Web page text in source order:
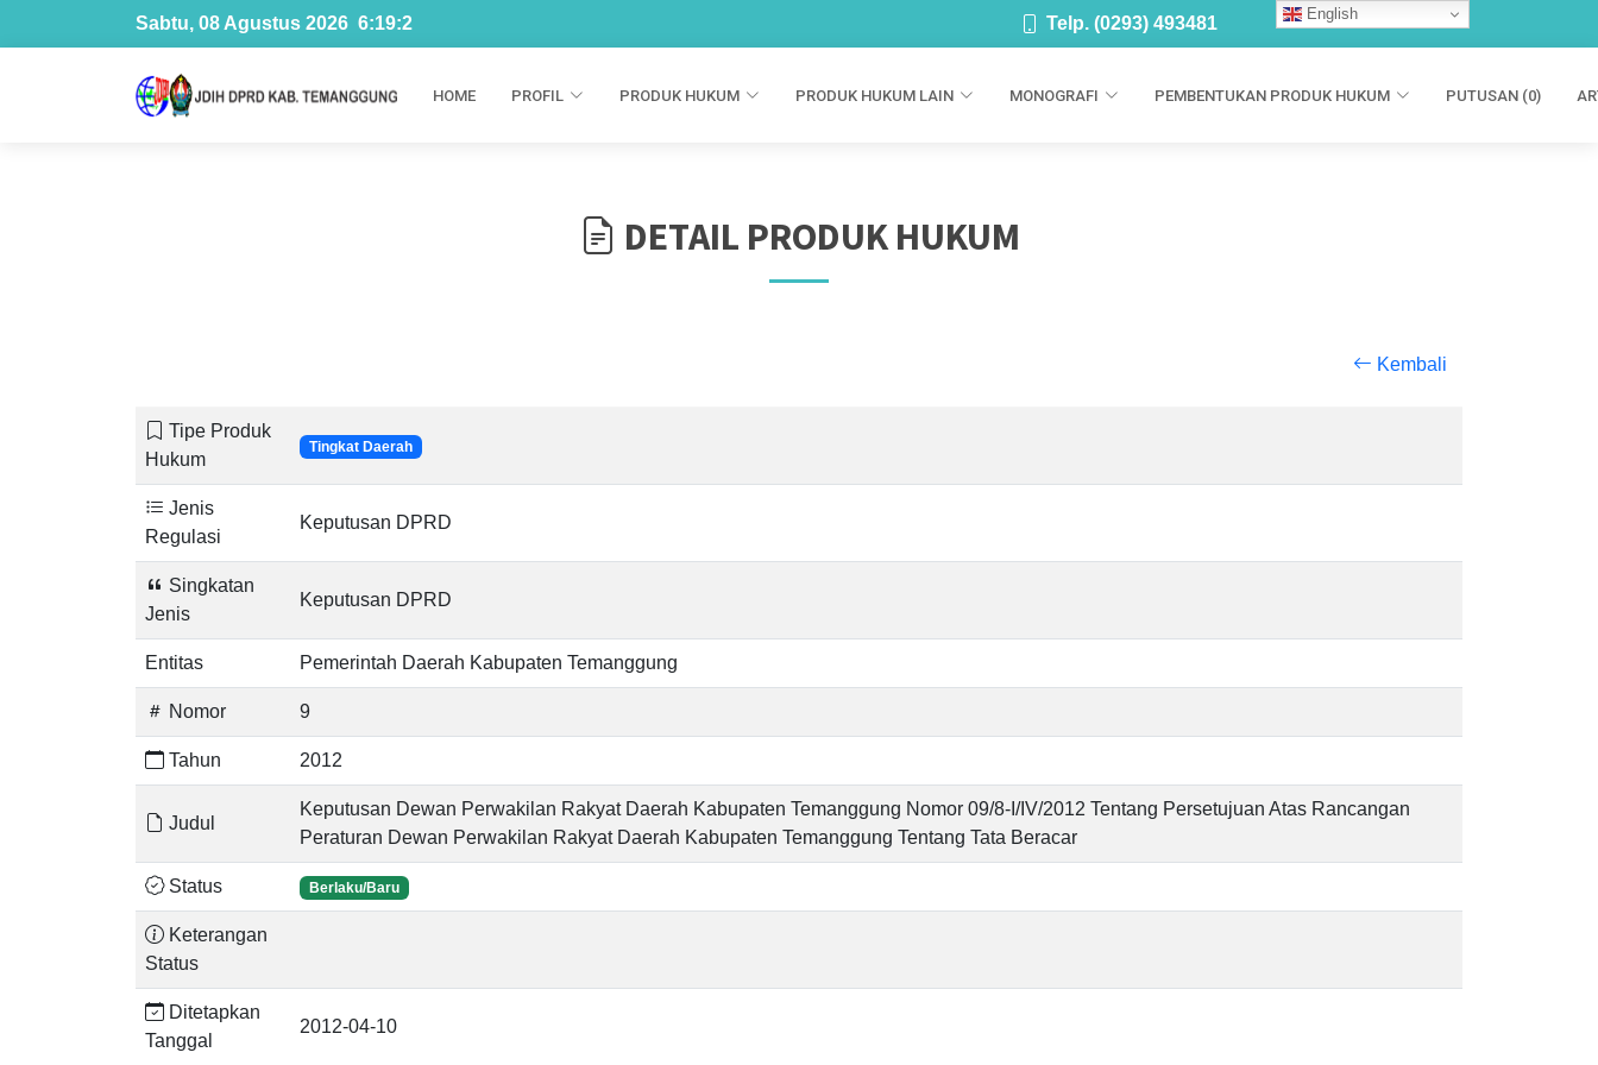
English
Sabtu, 08 Agustus 2026 6:19:3 Telp. (0293) 493481
HOME PROFIL PRODUK HUKUM PRODUK HUKUM LAIN MONOGRAFI PEMBENTUKAN PRODUK HUKUM PUTUSAN (0)
DETAIL PRODUK HUKUM
Kembali
Tipe Produk
Hukum
Tingkat Daerah
Jenis
Regulasi
Keputusan DPRD
Singkatan
Jenis
Keputusan DPRD
Entitas Pemerintah Daerah Kabupaten Temanggung
Nomor 9
Tahun 2012
Judul
Keputusan Dewan Perwakilan Rakyat Daerah Kabupaten Temanggung Nomor 09/8-I/IV/2012 Tentang Persetujuan Atas Rancangan
Peraturan Dewan Perwakilan Rakyat Daerah Kabupaten Temanggung Tentang Tata Beracar
Status Berlaku/Baru
Keterangan
Status
Ditetapkan
Tanggal
2012-04-10